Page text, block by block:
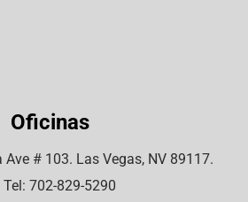
Oficinas
Ave # 103. Las Vegas, NV 89117.
Tel: 702-829-5290